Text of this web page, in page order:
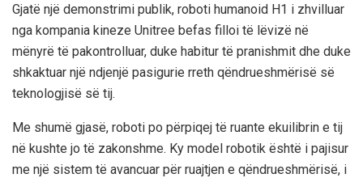
Gjatë një demonstrimi publik, roboti humanoid H1 i zhvilluar
nga kompania kineze Unitree befas filloi të lëvizë në
mënyrë të pakontrolluar, duke habitur të pranishmit dhe duke
shkaktuar një ndjenjë pasigurie rreth qëndrueshmërisë së
teknologjisë së tij.
Me shumë gjasë, roboti po përpiqej të ruante ekuilibrin e tij
në kushte jo të zakonshme. Ky model robotik është i pajisur
me një sistem të avancuar për ruajtjen e qëndrueshmërisë, i